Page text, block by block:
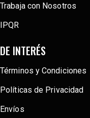
Trabaja con Nosotros
IPQR
DE INTERÉS
Términos y Condiciones
Políticas de Privacidad
Envíos